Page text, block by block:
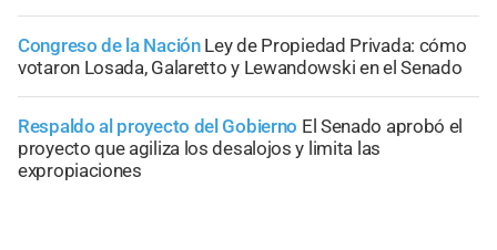
Congreso de la Nación Ley de Propiedad Privada: cómo
votaron Losada, Galaretto y Lewandowski en el Senado
Respaldo al proyecto del Gobierno El Senado aprobó el
proyecto que agiliza los desalojos y limita las
expropiaciones